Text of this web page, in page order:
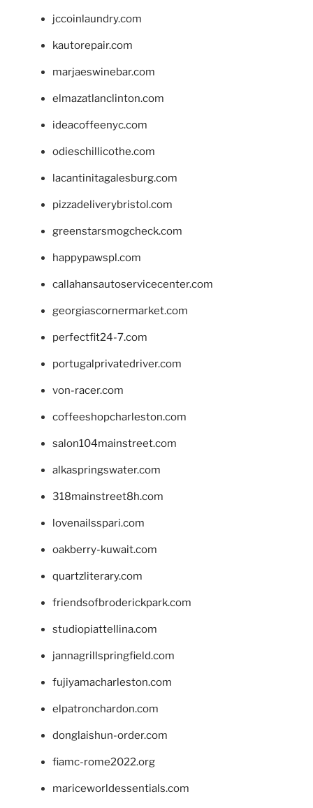
jccoinlaundry.com
kautorepair.com
marjaeswinebar.com
elmazatlanclinton.com
ideacoffeenyc.com
odieschillicothe.com
lacantinitagalesburg.com
pizzadeliverybristol.com
greenstarsmogcheck.com
happypawspl.com
callahansautoservicecenter.com
georgiascornermarket.com
perfectfit24-7.com
portugalprivatedriver.com
von-racer.com
coffeeshopcharleston.com
salon104mainstreet.com
alkaspringswater.com
318mainstreet8h.com
lovenailsspari.com
oakberry-kuwait.com
quartzliterary.com
friendsofbroderickpark.com
studiopiattellina.com
jannagrillspringfield.com
fujiyamacharleston.com
elpatronchardon.com
donglaishun-order.com
fiamc-rome2022.org
mariceworldessentials.com